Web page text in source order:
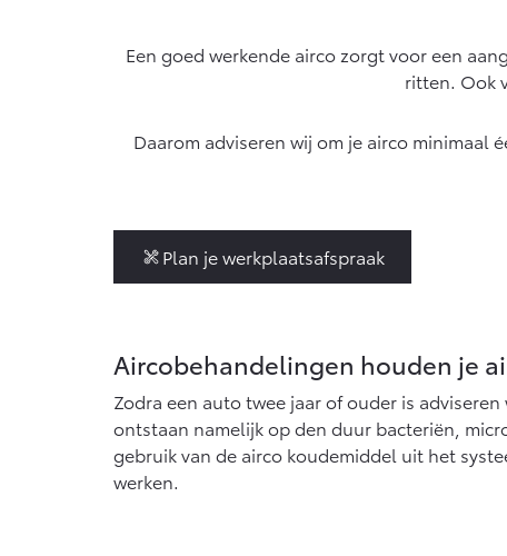
Een goed werkende airco zorgt voor een
ritten. Ook
Daarom adviseren wij om je airco minimaal
Plan je werkplaatsafspraak
Aircobehandelingen houden je
Zodra een auto twee jaar of ouder is
ontstaan namelijk op den duur bacteriën,
gebruik van de airco koudemiddel uit het
werken.